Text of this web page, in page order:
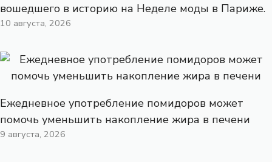
вошедшего в историю на Неделе моды в Париже.
10 августа, 2026
Ежедневное употребление помидоров может
помочь уменьшить накопление жира в печени
9 августа, 2026